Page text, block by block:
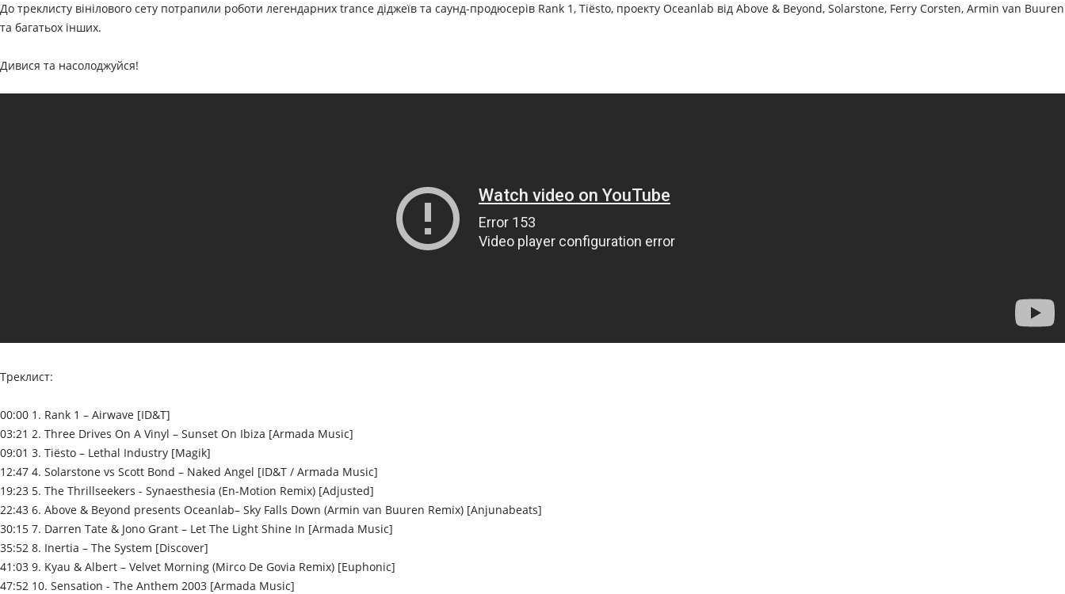
До треклисту вінілового сету потрапили роботи легендарних trance діджеїв та саунд-продюсерів Rank 1, Tiësto, проекту Oceanlab від Above & Beyond, Solarstone, Ferry Corsten, Armin van Buuren
та багатьох інших.
Дивися та насолоджуйся!
Треклист:
00:00 1. Rank 1 – Airwave [ID&T]
03:21 2. Three Drives On A Vinyl – Sunset On Ibiza [Armada Music]
09:01 3. Tiësto – Lethal Industry [Magik]
12:47 4. Solarstone vs Scott Bond – Naked Angel [ID&T / Armada Music]
19:23 5. The Thrillseekers - Synaesthesia (En-Motion Remix) [Adjusted]
22:43 6. Above & Beyond presents Oceanlab– Sky Falls Down (Armin van Buuren Remix) [Anjunabeats]
30:15 7. Darren Tate & Jono Grant – Let The Light Shine In [Armada Music]
35:52 8. Inertia – The System [Discover]
41:03 9. Kyau & Albert – Velvet Morning (Mirco De Govia Remix) [Euphonic]
47:52 10. Sensation - The Anthem 2003 [Armada Music]